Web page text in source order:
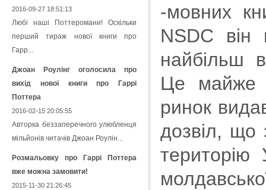
-мовних
NSDC він
найбільш
Це майже
ринок
дозвіл, що
територію
2016-09-27 18:51:13
Любі наші Поттеромани! Оскільки
перший тираж нової книги про
Гарр...
Джоан Роулінг оголосила про
вихід нової книги про Гаррі
Поттера
2016-02-15 20:05:55
Авторка беззаперечного улюбленця
мільйонів читачів Джоан Роулін...
Розмальовку про Гаррі Поттера
вже можна замовити!
2015-11-30 21:26:45